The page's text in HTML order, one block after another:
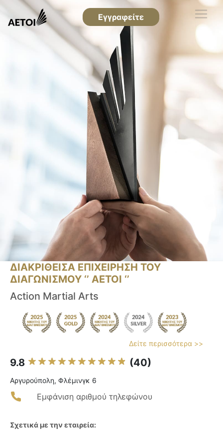
Εγγραφείτε
ΔΙΑΚΡΙΘΕΙΣΑ ΕΠΙΧΕΙΡΗΣΗ ΤΟΥ
ΔΙΑΓΩΝΙΣΜΟΥ ‘’ ΑΕΤΟΙ ‘’
Action Martial Arts
Δείτε περισσότερα >>
9.8 (40)
Αργυρούπολη, Φλέμινγκ 6
Εμφάνιση αριθμού τηλεφώνου
Σχετικά με την εταιρεία: